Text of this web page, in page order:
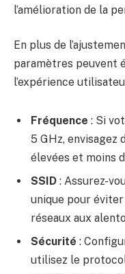
l’amélioration de la
En plus de
paramètres peuvent
l’expérience
Fréquence : Si
5 GHz, envisagez
élevées et moins
SSID : Assurez-
unique pour
réseaux aux
Sécurité :
utilisez le